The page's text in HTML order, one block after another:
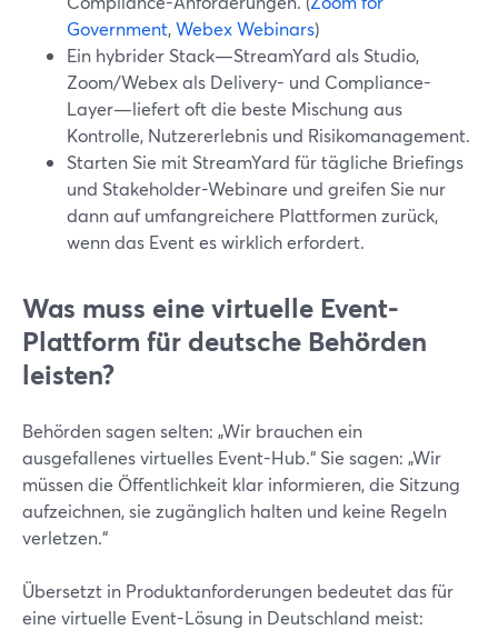
Government,Webex Webinars)
Ein hybrider Stack—StreamYard als Studio,
Zoom/Webex als Delivery- und Compliance-
Layer—liefert oft die beste Mischung aus
Kontrolle, Nutzererlebnis und Risikomanagement.
Starten Sie mit StreamYard für tägliche Briefings
und Stakeholder-Webinare und greifen Sie nur
dann auf umfangreichere Plattformen zurück,
wenn das Event es wirklich erfordert.
Was muss eine virtuelle Event-
Plattform für deutsche Behörden
leisten?
Behörden sagen selten: „Wir brauchen ein
ausgefallenes virtuelles Event-Hub.“ Sie sagen: „Wir
müssen die Öffentlichkeit klar informieren, die Sitzung
aufzeichnen, sie zugänglich halten und keine Regeln
verletzen.“
Übersetzt in Produktanforderungen bedeutet das für
eine virtuelle Event-Lösung in Deutschland meist: